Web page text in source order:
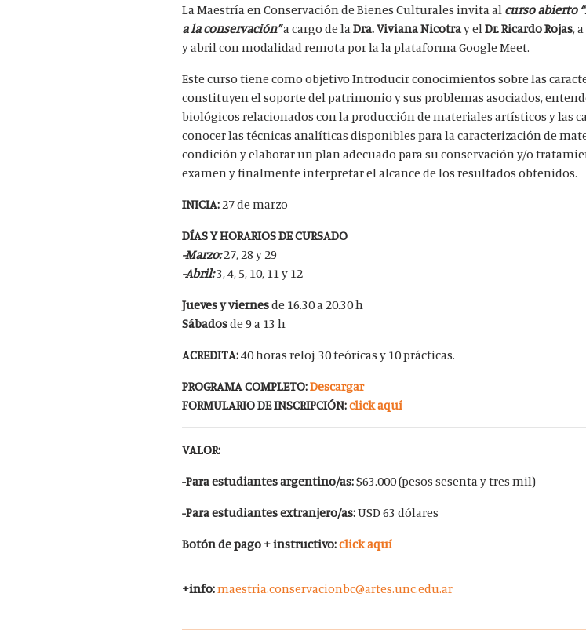
La Maestría en Conservación de Bienes Culturales invita al curso abierto
a la conservación”a cargo de laDra. Viviana Nicotray elDr. Ricardo Rojas,
y abril con modalidad remota por la la plataforma Google Meet.
Este curso tiene como objetivo Introducir conocimientos sobre las
constituyen el soporte del patrimonio y sus problemas asociados,
biológicos relacionados con la producción de materiales artísticos y las
conocer las técnicas analíticas disponibles para la caracterización de
condición y elaborar un plan adecuado para su conservación y/o
examen y finalmente interpretar el alcance de los resultados obtenidos.
INICIA: 27 de marzo
DÍAS Y HORARIOS DE CURSADO
-Marzo:27, 28 y 29
-Abril:3, 4, 5, 10, 11 y 12
Jueves y viernesde 16.30 a 20.30 h
Sábadosde 9 a 13 h
ACREDITA:40 horas reloj. 30 teóricas y 10 prácticas.
PROGRAMA COMPLETO:Descargar
FORMULARIO DE INSCRIPCIÓN:click aquí
VALOR:
-Para estudiantes argentino/as:$63.000 (pesos sesenta y tres mil)
-Para estudiantes extranjero/as:USD 63 dólares
Botón de pago + instructivo:click aquí
+info:maestria.conservacionbc@artes.unc.edu.ar